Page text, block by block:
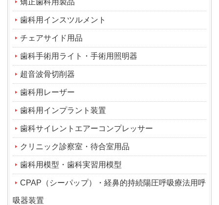
歯科用インスツルメント
チェアサイド用品
歯科手術用ライト・手術用照明器
超音波骨切削器
歯科用レーザー
歯科用インプラント装置
歯科サイレントエアーコンプレッサー
クリニック診察室・待合室用品
歯科用模型・歯科実習用模型
CPAP（シーパップ）・経鼻的持続陽圧呼吸療法用呼
吸器装置